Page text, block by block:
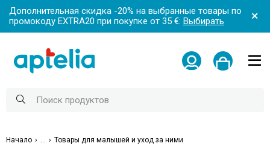
Дополнительная скидка -20% на выбранные товары по
промокоду EXTRA20 при покупке от 35 €: Выбирать
Начало Товары для малышей и уход за ними